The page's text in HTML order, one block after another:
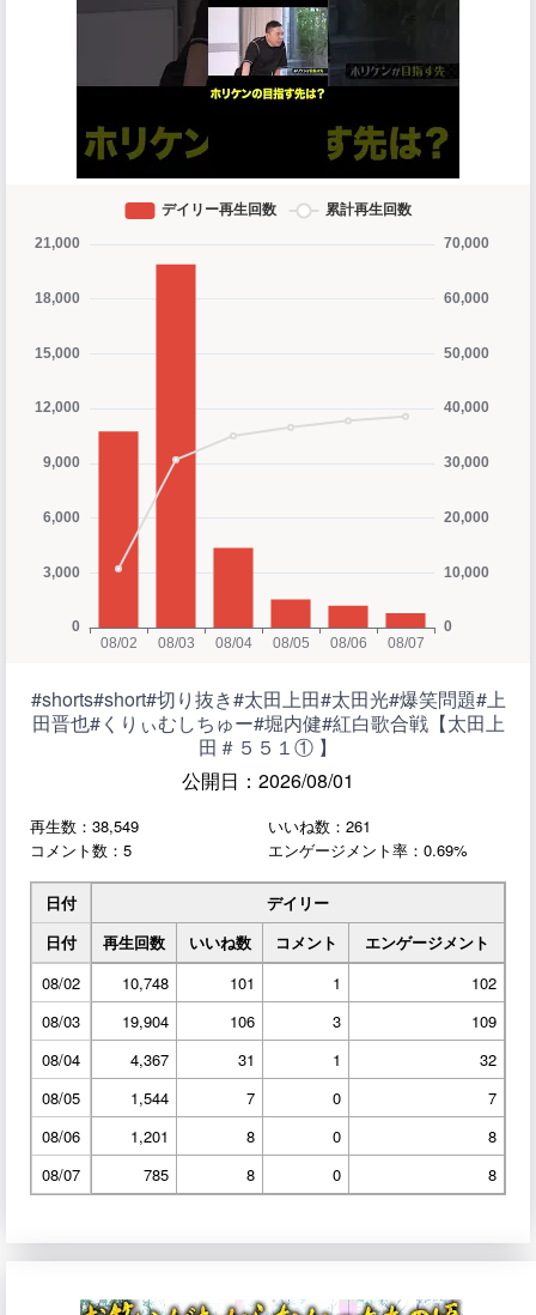
#shorts#short#切り抜き#太田上田#太田光#爆笑問題#上
田晋也#くりぃむしちゅー#堀内健#紅白歌合戦【太田上
田＃５５１① 】
公開日：2026/08/01
再生数：38,549
いいね数：261
コメント数：5
エンゲージメント率：0.69%
日付
デイリー
日付
再生回数 いいね数 コメント
エンゲージメント
08/02
10,748 101 1
102
08/03
19,904 106 3
109
08/04
4,367 31 1
32
08/05
1,544 7 0
7
08/06
1,201 8 0
8
08/07
785 8 0 8